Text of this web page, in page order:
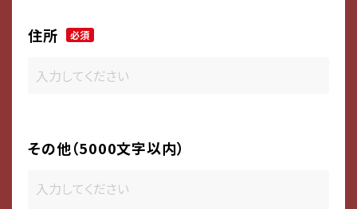
住所 必須
その他（5000文字以内）